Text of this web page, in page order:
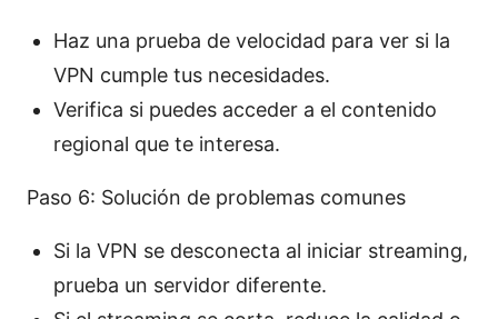
Haz una prueba de velocidad para ver si la
VPN cumple tus necesidades.
Verifica si puedes acceder a el contenido
regional que te interesa.
Paso 6: Solución de problemas comunes
Si la VPN se desconecta al iniciar streaming,
prueba un servidor diferente.